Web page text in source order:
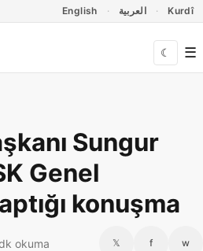
English العربية Kurdî
☾ ☰
Sungur
Genel
konuşma
okuma 𝕏 f w